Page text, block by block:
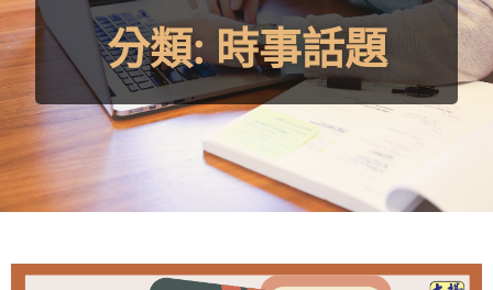
分類:時事話題